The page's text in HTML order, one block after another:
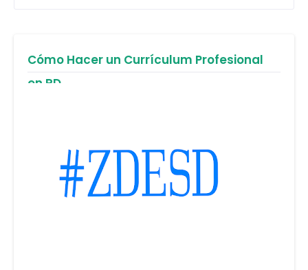
Cómo Hacer un Currículum Profesional
en RD